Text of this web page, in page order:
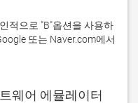
또는 Naver.com에서
웨어 에뮬레이터